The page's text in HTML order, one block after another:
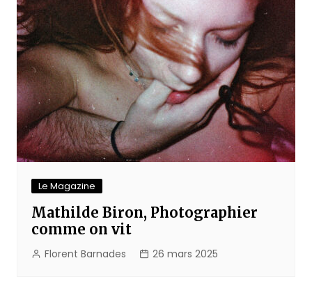
Le Magazine
Mathilde Biron, Photographier
comme on vit
Florent Barnades 26 mars 2025